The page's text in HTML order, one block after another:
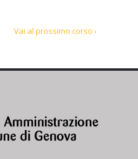
Vai al prossimo corso ›